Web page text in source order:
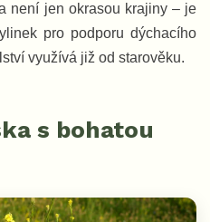
není jen okrasou krajiny – je
pro podporu dýchacího
využívá již od starověku.
s bohatou